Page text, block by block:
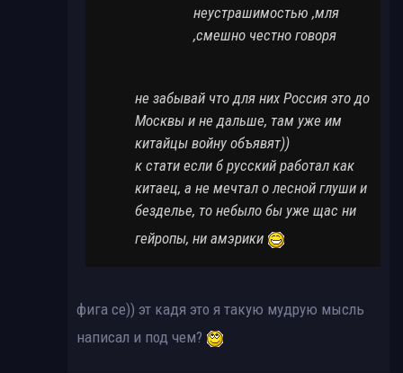
неустрашимостью ,мля
,смешно честно говоря
не забывай что для них Россия это до
Москвы и не дальше, там уже им
китайцы войну объявят))
к стати если б русский работал как
китаец, а не мечтал о лесной глуши и
безделье, то небыло бы уже щас ни
гейропы, ни амэрики
фига се)) эт кадя это я такую мудрую мысль
написал и под чем?